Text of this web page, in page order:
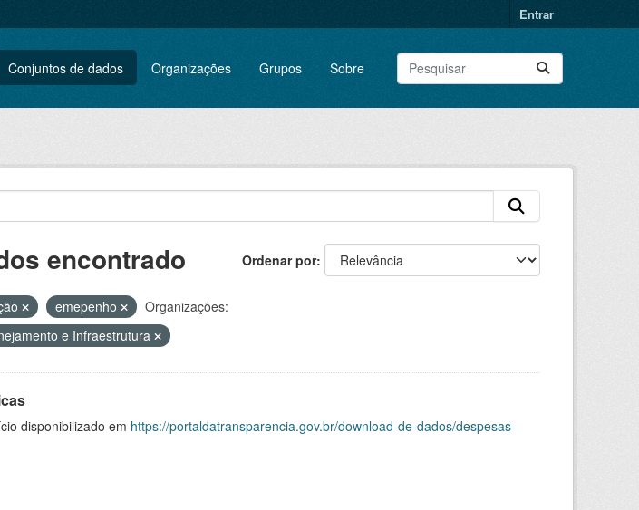
Entrar
Conjuntos de dados Organizações Grupos Sobre
Ordenar por
encontrado
emepenho
Organizações:
e Infraestrutura
disponibilizado em https://portaldatransparencia.gov.br/download-de-dados/despesas-